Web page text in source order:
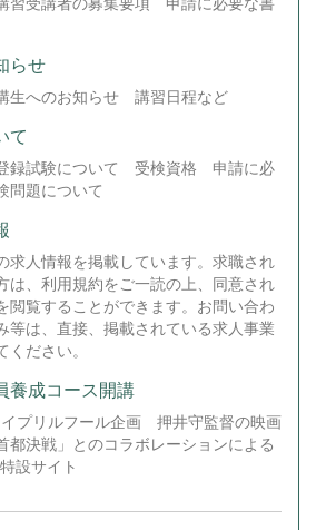
らせ
生へのお知らせ 講習日程など
て
録試験について 受検資格 申請に必
題について
求人情報を掲載しています。求職され
は、利用規約をご一読の上、同意され
閲覧することができます。お問い合わ
等は、直接、掲載されている求人事業
ださい。
養成コース開講
プリルフール企画 押井守監督の映画
都決戦」とのコラボレーションによる
設サイト